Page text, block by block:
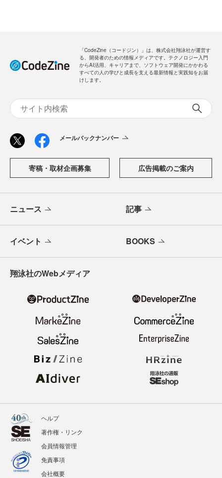
ログイン
からAI活用、キャリアまで、ソフトウェア開発にかかわる
すべての人の学びと成長を支える最新情報と実践知をお届
ニュース 記事
イベント BOOKS